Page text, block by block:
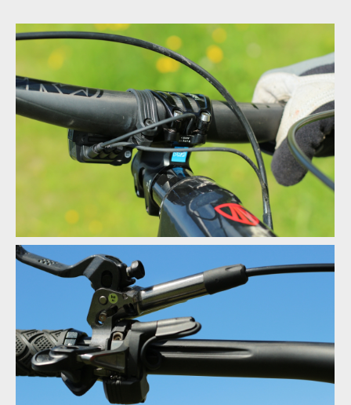
Test: Shimano XTR Di2 - vyzkoušel jsem elektrický eRko
Test: Shimano XTR Di2 - vyzkoušel jsem elektrický eRko
Test: Shimano XTR Di2 - vyzkoušel jsem elektrický eRko